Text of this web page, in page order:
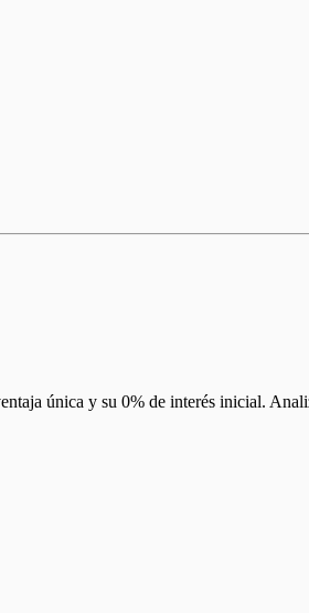
única y su 0% de interés inicial.